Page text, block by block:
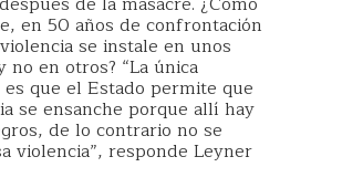
en 50 años de confrontación
se instale en unos
en otros? “La única
que el Estado permite que
se ensanche porque allí hay
de lo contrario no se
violencia”, responde Leyner